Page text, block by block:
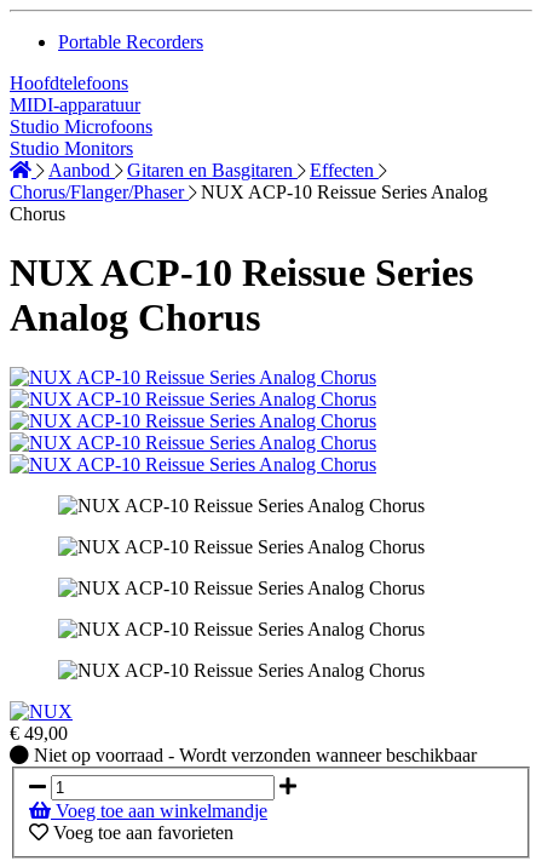
Portable Recorders
Hoofdtelefoons
MIDI-apparatuur
Studio Microfoons
Studio Monitors
Aanbod
Gitaren en Basgitaren
Effecten
Chorus/Flanger/Phaser
NUX ACP-10 Reissue Series Analog
Chorus
NUX ACP-10 Reissue Series
Analog Chorus
€ 49,00
Niet
op
voorraad
-
Wordt
Niet op voorraad - Wordt verzonden wanneer beschikbaar
Voeg toe aan winkelmandje
Voeg toe aan favorieten